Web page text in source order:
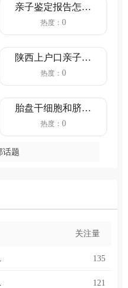
亲子鉴定报告怎么
看？（看完就明白
热度： 0
陕西上户口亲子鉴
定流程（陕西上户
热度： 0
胎盘干细胞和脐带
血有必要保存吗
热度： 0
话题
关注量
135
121